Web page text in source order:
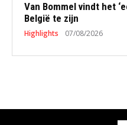
Van Bommel vindt het
België te zijn
Highlights 07/08/2026